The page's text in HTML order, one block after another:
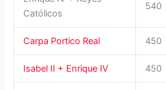
Católicos
540
Carpa Portico Real 450
Isabel II + Enrique IV 450